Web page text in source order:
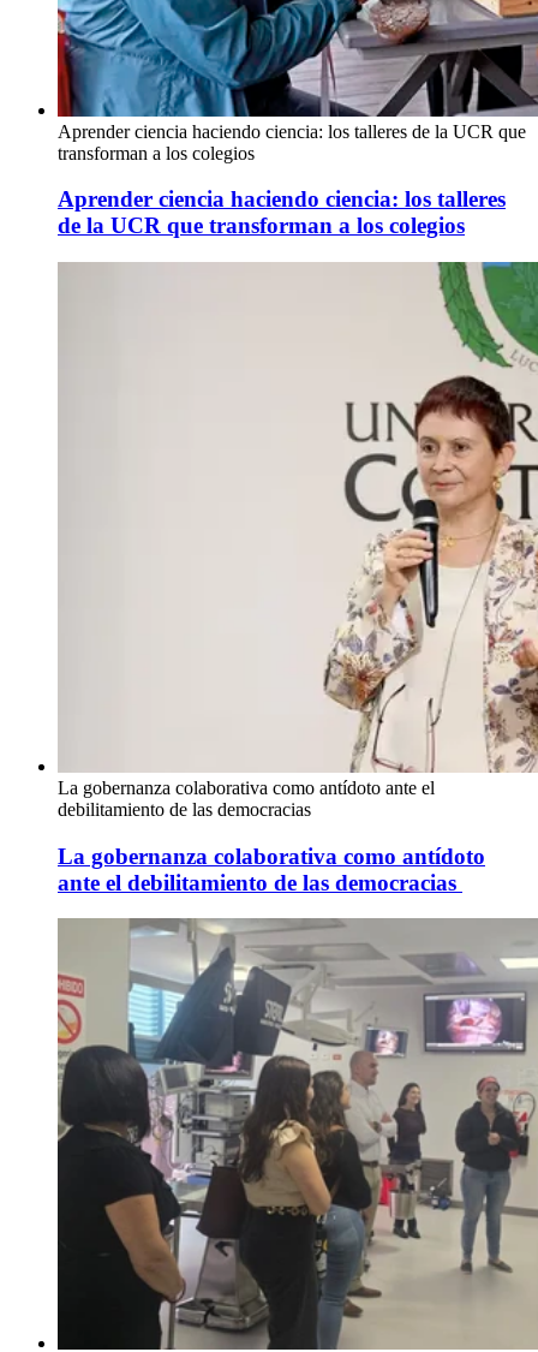
Aprender ciencia haciendo ciencia: los talleres de la UCR que
transforman a los colegios
Aprender ciencia haciendo ciencia: los talleres
de la UCR que transforman a los colegios
La gobernanza colaborativa como antídoto ante el
debilitamiento de las democracias
La gobernanza colaborativa como antídoto
ante el debilitamiento de las democracias